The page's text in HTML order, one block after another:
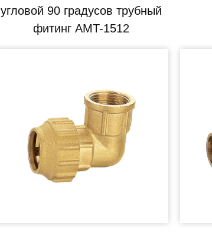
угловой 90 градусов трубный
фитинг AMT-1512